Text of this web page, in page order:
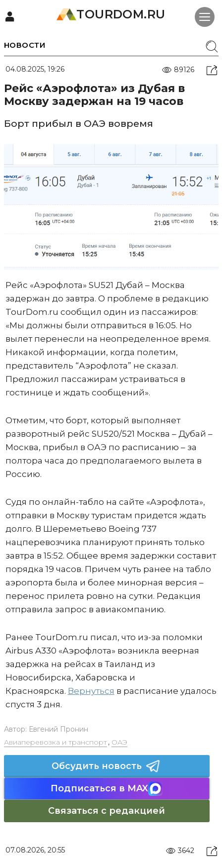
TOURDOM.RU
НОВОСТИ
04.08.2025, 19:26 89126
Рейс «Аэрофлота» из Дубая в
Москву задержан на 19 часов
Борт прибыл в ОАЭ вовремя
Рейс «Аэрофлота» SU521 Дубай – Москва
задержан до завтра. О проблеме в редакцию
TourDom.ru сообщил один из пассажиров:
«Мы должны были отправиться в 16:05. Но
вылет перенесли на неопределенное время.
Никакой информации, когда полетим,
представитель “Аэрофлота” не сказал.
Предложил пассажирам устраиваться в
гостинице и ждать сообщений».
Отметим, что борт, который выполняет
разворотный рейс SU520/521 Москва – Дубай –
Москва, прибыл в ОАЭ по расписанию – за
полтора часа до предполагаемого вылета в
Россию.
Судя по онлайн-табло на сайте «Аэрофлота»,
отправки в Москву туристам придется ждать
долго. В Шереметьево Boeing 737
нацперевозчика планируют принять только
завтра в 15:52. Общее время задержки составит
порядка 19 часов. Причем чуть ранее на табло
аэропорта была и более минорная версия –
перенос прилета ровно на сутки. Редакция
отправила запрос в авиакомпанию.
Ранее TourDom.ru писал, что из-за поломки
Airbus A330 «Аэрофлота» возникла веерная
задержка на рейсах в Таиланд из
Новосибирска, Хабаровска и
Красноярска. Вернуться в расписание удалось
спустя 3 дня.
Автор: Евгений Пронин
Авиаперевозка и транспорт, ОАЭ
Обсудить новость
Подписаться в MAX
Связаться с редакцией
07.08.2026, 20:55 3642